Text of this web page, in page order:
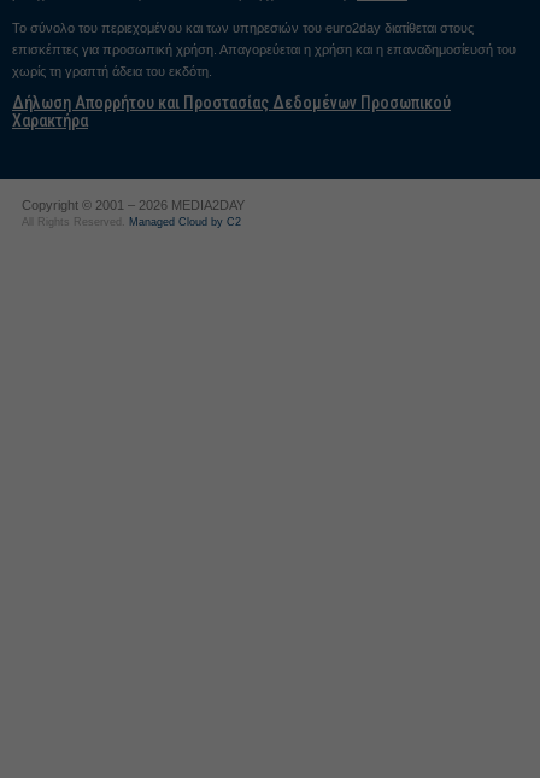
Το σύνολο του περιεχομένου και των υπηρεσιών του euro2day διατίθεται στους
επισκέπτες για προσωπική χρήση. Απαγορεύεται η χρήση και η επαναδημοσίευσή του
χωρίς τη γραπτή άδεια του εκδότη.
Δήλωση Απορρήτου και Προστασίας Δεδομένων Προσωπικού
Χαρακτήρα
Copyright © 2001 – 2026 MEDIA2DAY
All Rights Reserved. Managed Cloud by C2